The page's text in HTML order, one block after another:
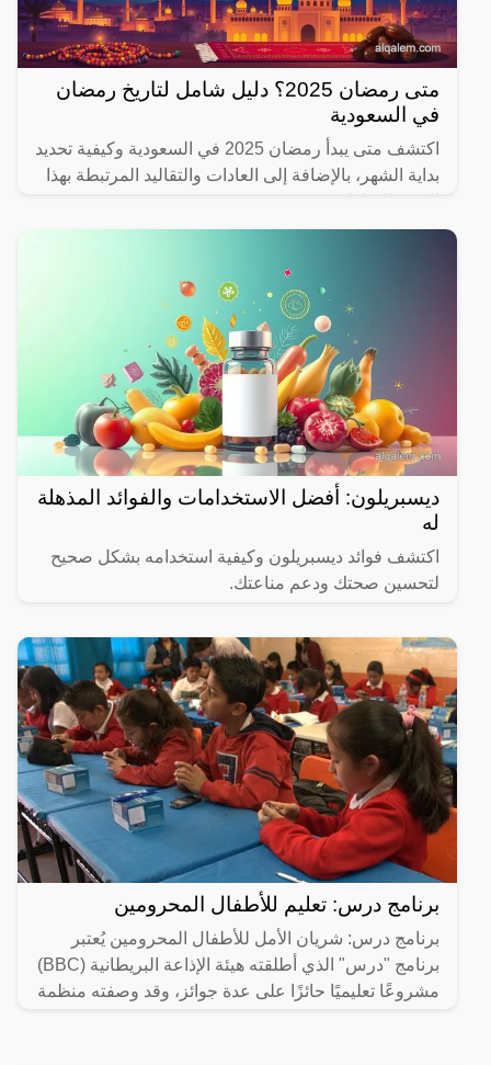
متى رمضان 2025؟ دليل شامل لتاريخ رمضان
في السعودية
اكتشف متى يبدأ رمضان 2025 في السعودية وكيفية تحديد
بداية الشهر، بالإضافة إلى العادات والتقاليد المرتبطة بهذا
ديسبريلون: أفضل الاستخدامات والفوائد المذهلة
له
اكتشف فوائد ديسبريلون وكيفية استخدامه بشكل صحيح
لتحسين صحتك ودعم مناعتك.
برنامج درس: تعليم للأطفال المحرومين
برنامج درس: شريان الأمل للأطفال المحرومين يُعتبر
برنامج "درس" الذي أطلقته هيئة الإذاعة البريطانية (BBC)
مشروعًا تعليميًا حائزًا على عدة جوائز، وقد وصفته منظمة